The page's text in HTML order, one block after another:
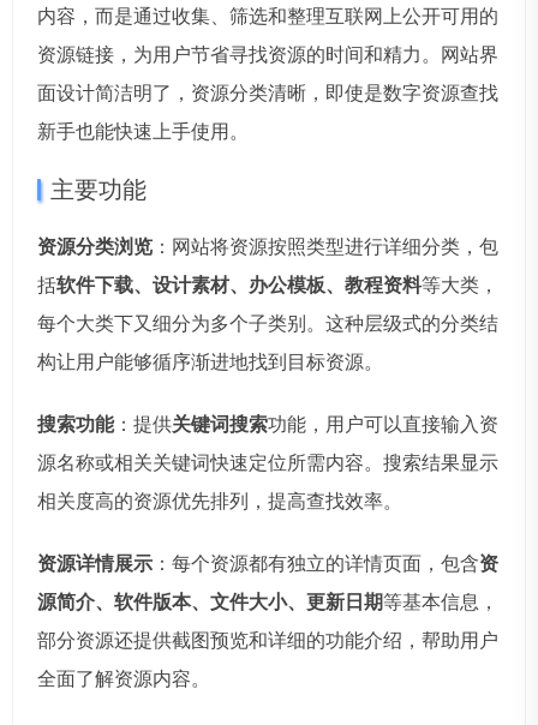
内容，而是通过收集、筛选和整理互联网上公开可用的
资源链接，为用户节省寻找资源的时间和精力。网站界
面设计简洁明了，资源分类清晰，即使是数字资源查找
新手也能快速上手使用。
主要功能
资源分类浏览 ：网站将资源按照类型进行详细分类，包
括软件下载、设计素材、办公模板、教程资料等大类，
每个大类下又细分为多个子类别。这种层级式的分类结
构让用户能够循序渐进地找到目标资源。
搜索功能：提供关键词搜索功能，用户可以直接输入资
源名称或相关关键词快速定位所需内容。搜索结果显示
相关度高的资源优先排列，提高查找效率。
资源详情展示 ：每个资源都有独立的详情页面，包含资
源简介、软件版本、文件大小、更新日期等基本信息，
部分资源还提供截图预览和详细的功能介绍，帮助用户
全面了解资源内容。